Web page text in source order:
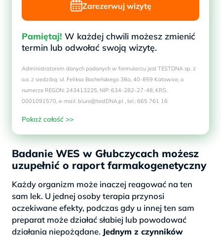
Zarezerwuj wizytę
Pamiętaj! W każdej chwili możesz zmienić
termin lub odwołać swoją wizytę.
Administratorem danych podanych w formularzu jest TESTDNA sp. z
o.o. z siedzibą: ul. Feliksa Bocheńskiego 38a, 40-859 Katowice, o
numerze REGON: 243413225, NIP: 634-282-27-48, KRS:
0001091570, e-mail: biuro@testDNA.pl , tel.: 665 761 16
Pokaż całość >>
Badanie WES w Głubczycach możesz
uzupełnić o raport farmakogenetyczny
Każdy organizm może inaczej reagować na ten
sam lek. U jednej osoby terapia przynosi
oczekiwane efekty, podczas gdy u innej ten sam
preparat może działać słabiej lub powodować
działania niepożądane. Jednym z czynników